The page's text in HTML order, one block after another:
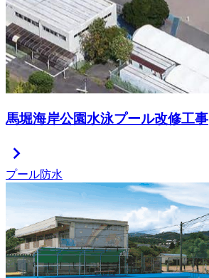
馬堀海岸公園水泳プール改修工事
chevron_right
プール防水